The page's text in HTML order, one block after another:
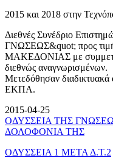
2015 και 2018 στην
Διεθνές Συνέδριο
ΓΝΩΣΕΩΣ&quot; προς
ΜΑΚΕΔΟΝΙΑΣ με
διεθνώς αναγνωρισμένων.
Μετεδόθησαν
ΕΚΠΑ.
2015-04-25
ΟΔΥΣΣΕΙΑ ΤΗΣ
ΔΟΛΟΦΟΝΙΑ ΤΗΣ
ΟΔΥΣΣΕΙΑ 1 ΜΕΤΑ Δ.Τ.2